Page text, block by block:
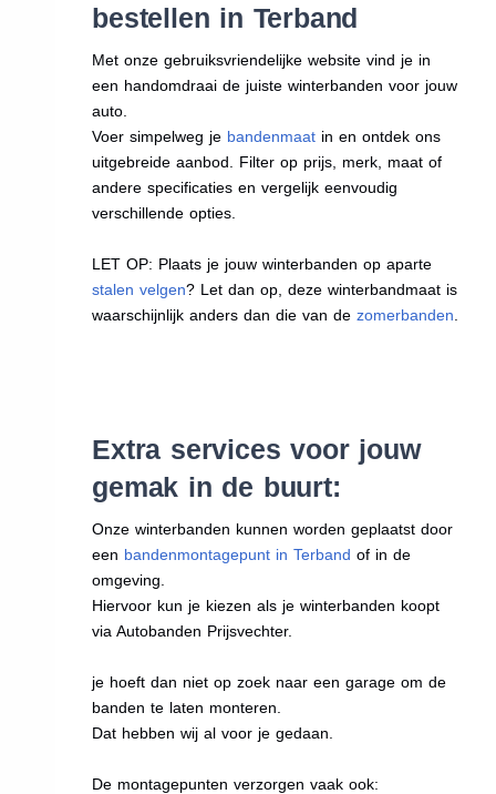
bestellen in Terband
Met onze gebruiksvriendelijke website vind je in
een handomdraai de juiste winterbanden voor jouw
auto.
Voer simpelweg je bandenmaat in en ontdek ons
uitgebreide aanbod. Filter op prijs, merk, maat of
andere specificaties en vergelijk eenvoudig
verschillende opties.
LET OP: Plaats je jouw winterbanden op aparte
stalen velgen? Let dan op, deze winterbandmaat is
waarschijnlijk anders dan die van dezomerbanden
Extra services voor jouw
gemak in de buurt:
Onze winterbanden kunnen worden geplaatst door
een bandenmontagepunt in Terband of in de
omgeving.
Hiervoor kun je kiezen als je winterbanden koopt
via Autobanden Prijsvechter.
je hoeft dan niet op zoek naar een garage om de
banden te laten monteren.
Dat hebben wij al voor je gedaan.
De montagepunten verzorgen vaak ook: